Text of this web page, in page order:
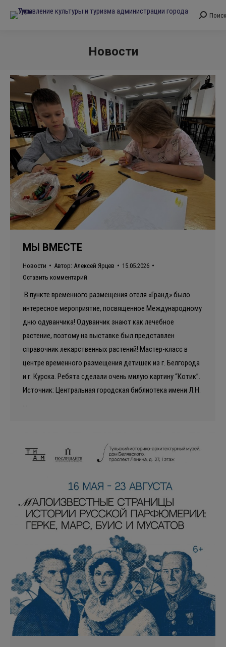
Поиск:
Поиск
Новости
МЫ ВМЕСТЕ
Новости Автор: Алексей Ярцев
15.05.2026
Оставить комментарий
В пункте временного размещения отеля «Гранд» было
интересное мероприятие, посвященное Международному
дню одуванчика! Одуванчик знают как лечебное
растение, поэтому на выставке был представлен
справочник лекарственных растений! Мастер-класс в
центре временного размещения детишек из г. Белгорода
и г. Курска. Ребята сделали очень милую картину “Котик”.
Источник: Центральная городская библиотека имени Л.Н.